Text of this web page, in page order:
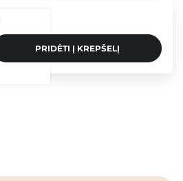
PRIDĖTI Į KREPŠELĮ